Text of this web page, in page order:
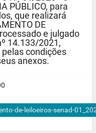
PÚBLICO, para
que realizará
DE
e julgado
14.133/2021,
condições
anexos.
de-leiloeiros-senad-